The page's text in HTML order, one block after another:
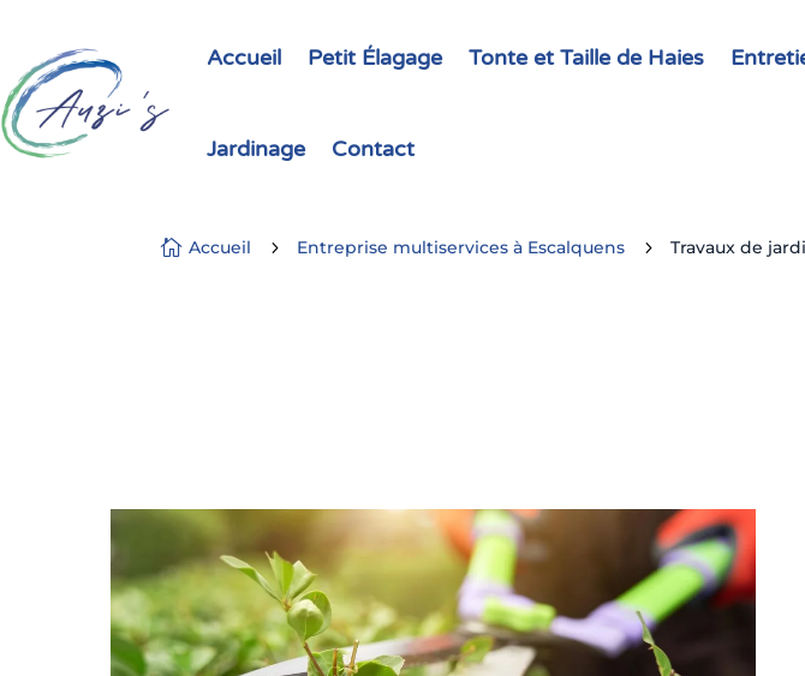
Accueil Petit Élagage Tonte et Taille de Haies
Jardinage Contact
 Accueil 5 Entreprise multiservices à Escalquens 5 Travaux de